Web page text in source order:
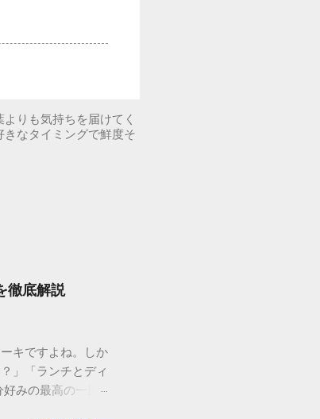
りも気持ちを届けてく
なタイミングで鮮度そ
徹底解説
キですよね。しか
」「ランチとディ
みの最高の一皿